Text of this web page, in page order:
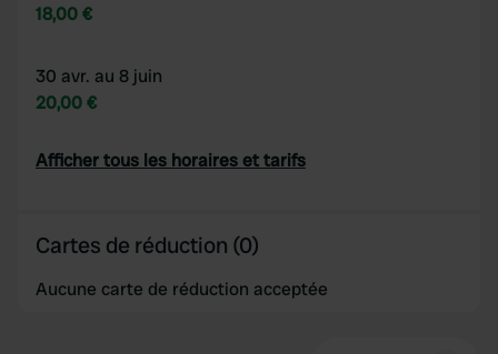
18,00 €
30 avr. au 8 juin
20,00 €
Afficher tous les horaires et tarifs
Cartes de réduction (0)
Aucune carte de réduction acceptée